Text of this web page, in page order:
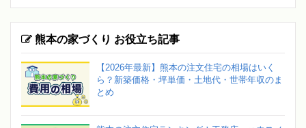
熊本の家づくり お役立ち記事
【2026年最新】熊本の注文住宅の相場はいく
ら？新築価格・坪単価・土地代・世帯年収のま
とめ